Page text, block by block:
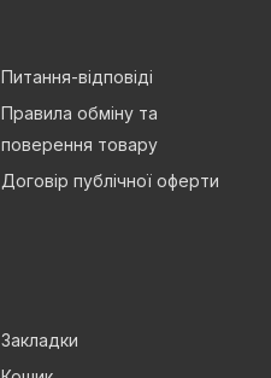
Питання-відповіді
Правила обміну та
поверення товару
Договір публічної оферти
Закладки